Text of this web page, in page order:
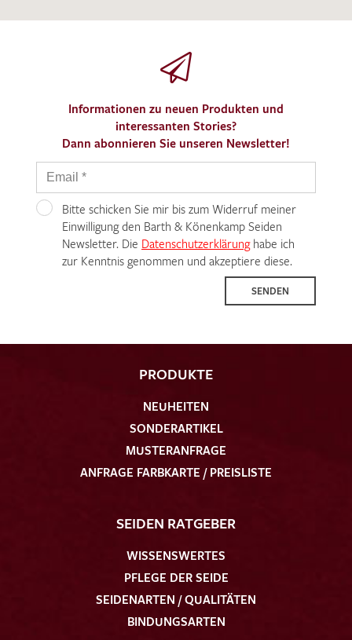
Informationen zu neuen Produkten und
interessanten Stories?
Dann abonnieren Sie unseren Newsletter!
Bitte schicken Sie mir bis zum Widerruf meiner
Einwilligung den Barth & Könenkamp Seiden
Newsletter. Die Datenschutzerklärunghabe ich
zur Kenntnis genommen und akzeptiere diese.
SENDEN
PRODUKTE
NEUHEITEN
SONDERARTIKEL
MUSTERANFRAGE
ANFRAGE FARBKARTE / PREISLISTE
SEIDEN RATGEBER
WISSENSWERTES
PFLEGE DER SEIDE
SEIDENARTEN / QUALITÄTEN
BINDUNGSARTEN